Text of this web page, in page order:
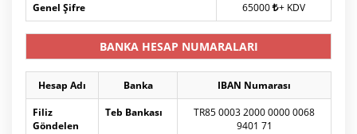
Genel Şifre
65000 + KDV
BANKA HESAP NUMARALARI
Hesap Adı Banka
IBAN Numarası
Filiz
Göndelen
Teb Bankası
TR85 0003 2000 0000 0068
9401 71